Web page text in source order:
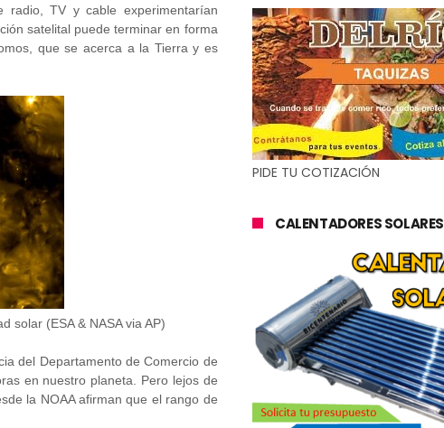
radio, TV y cable experimentarían
satelital puede terminar en forma
que se acerca a la Tierra y es
solar (ESA & NASA via AP)
del Departamento de Comercio de
en nuestro planeta. Pero lejos de
la NOAA afirman que el rango de
PIDE TU COTIZACIÓN
CALENTADORES SOLARES